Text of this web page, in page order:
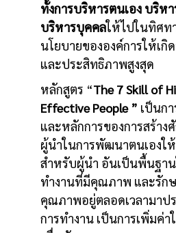
ทั้งการบริหารตนเอง บริห
บริหารบุคคลให้ไปในทิศท
นโยบายขององค์การให้เกิ
และประสิทธิภาพสูงสุด
หลักสูตร “The 7 Skill of
Effective People ” เป็นก
และหลักการของการสร้าง
ผู้นำในการพัฒนาตนเองใ
สำหรับผู้นำ อันเป็นพื้นฐาน
ทำงานที่มีคุณภาพ และรัก
คุณภาพอยู่ตลอดเวลามาป
การทำงาน เป็นการเพิ่มค่